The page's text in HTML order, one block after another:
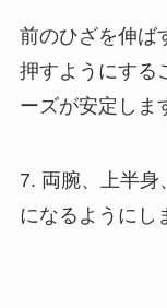
前のひざを伸ば
押すようにする
ーズが安定しま
7. 両腕、上半身
になるようにし